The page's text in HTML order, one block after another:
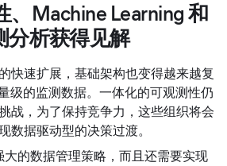
、Machine Learning 和
分析获得见解
快速扩展，基础架构也变得越来越复
级的监测数据。一体化的可观测性仍
战，为了保持竞争力，这些组织将会
数据驱动型的决策过渡。
的数据管理策略，而且还需要实现